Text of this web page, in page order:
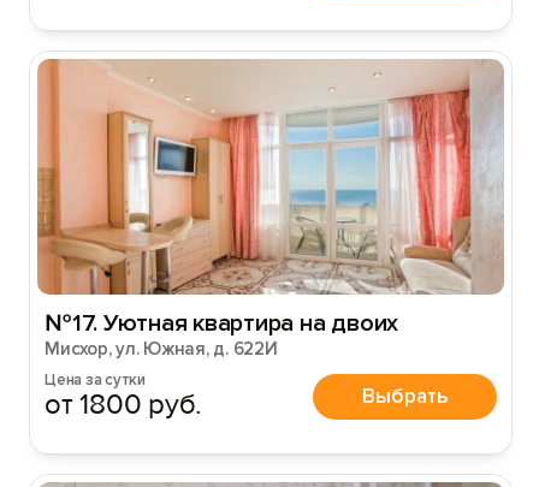
№17. Уютная квартира на двоих
Мисхор, ул. Южная, д. 622И
Цена за сутки
от 1800 руб. Выбрать
Войти
Войти с помощью